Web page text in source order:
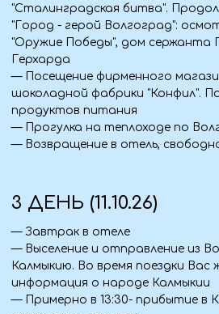
— Верхняя одежда по сезону.
— Удобная обувь.
— Зонт/дождевик.
Одежда
Документы
— Паспорт (оригинал + ксерокопия).